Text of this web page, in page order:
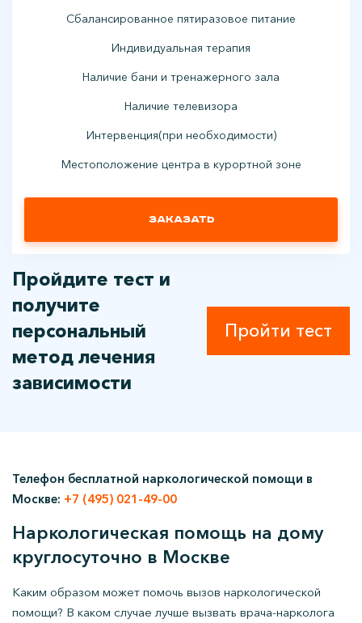
Сбалансированное пятиразовое питание
Индивидуальная терапия
Наличие бани и тренажерного зала
Наличие телевизора
Интервенция(при необходимости)
Местоположение центра в курортной зоне
Заказать
Пройдите тест и
получите
персональный
метод лечения
зависимости
Пройти тест
Телефон бесплатной наркологической помощи в
Москве: +7 (495) 021-49-00
Наркологическая помощь на дому
круглосуточно в Москве
Каким образом может помочь вызов наркологической
помощи? В каком случае лучше вызвать врача-нарколога